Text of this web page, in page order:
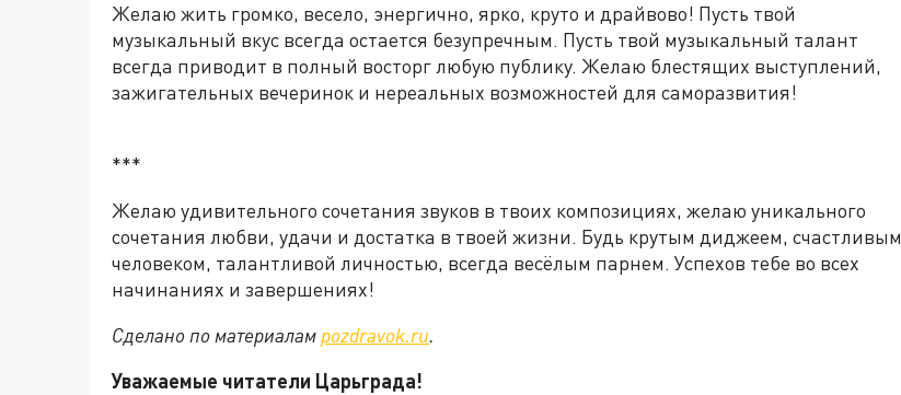
Желаю жить громко, весело, энергично, ярко, круто и драйвово! Пусть твой
музыкальный вкус всегда остается безупречным. Пусть твой музыкальный талант
всегда приводит в полный восторг любую публику. Желаю блестящих выступлений,
зажигательных вечеринок и нереальных возможностей для саморазвития!
***
Желаю удивительного сочетания звуков в твоих композициях, желаю уникального
сочетания любви, удачи и достатка в твоей жизни. Будь крутым диджеем, счастливым
человеком, талантливой личностью, всегда весёлым парнем. Успехов тебе во всех
начинаниях и завершениях!
Сделано по материалам pozdravok.ru.
Уважаемые читатели Царьграда!